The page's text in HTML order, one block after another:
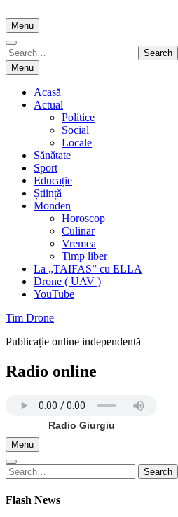
to
content
Menu
Search
for:
Search
Menu
Acasă
Actual
Politice
Social
Locale
Sănătate
Sport
Educație
Știință
Monden
Horoscop
Culinar
Vremea
Timp liber
La „TAIFAS” cu ELLA
Drone ( UAV )
YouTube
Tim Drone
Publicație online independentă
Radio online
Radio Giurgiu
Menu
Search
for:
Search
Flash News